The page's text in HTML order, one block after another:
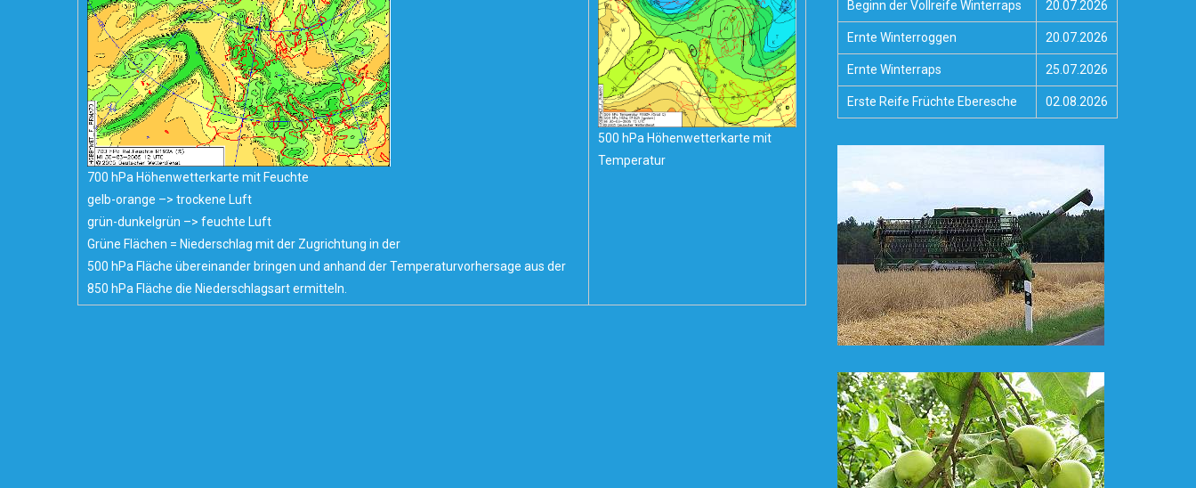
700 hPa Höhenwetterkarte mit Feuchte
gelb-orange –> trockene Luft
grün-dunkelgrün –> feuchte Luft
Grüne Flächen = Niederschlag mit der Zugrichtung in der
500 hPa Fläche übereinander bringen und anhand der Temperaturvorhersage aus der
850 hPa Fläche die Niederschlagsart ermitteln.
500 hPa Höhenwetterkarte mit
Temperatur
Beginn der Vollreife Winterraps 20.07.2026
Ernte Winterroggen 20.07.2026
Ernte Winterraps 25.07.2026
Erste Reife Früchte Eberesche 02.08.2026